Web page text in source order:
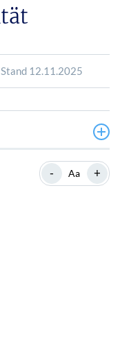
12.11.2025
- Aa +